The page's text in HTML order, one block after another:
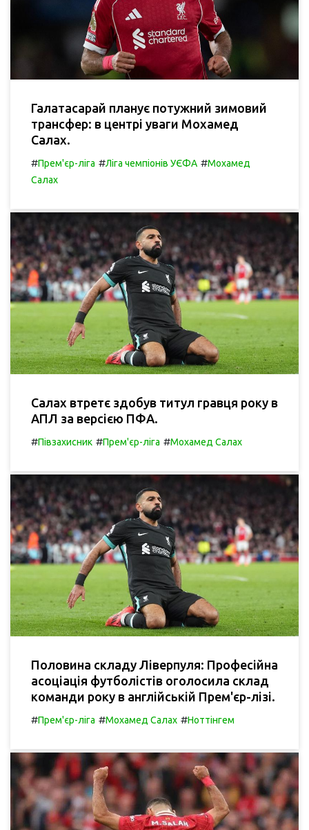
Галатасарай планує потужний зимовий
трансфер: в центрі уваги Мохамед
Салах.
#Прем'єр-ліга #Ліга чемпіонів УЄФА #Мохамед
Салах
Салах втретє здобув титул гравця року в
АПЛ за версією ПФА.
#Півзахисник #Прем'єр-ліга #Мохамед Салах
Половина складу Ліверпуля: Професійна
асоціація футболістів оголосила склад
команди року в англійській Прем'єр-лізі.
#Прем'єр-ліга #Мохамед Салах #Ноттінгем